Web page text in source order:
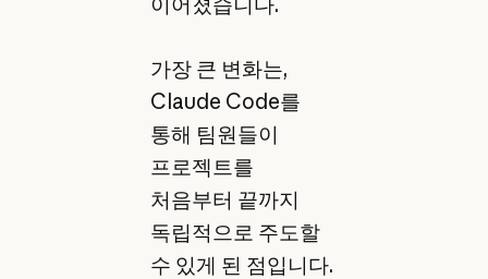
가장 큰 변화는,
Claude Code를
통해 팀원들이
프로젝트를
처음부터 끝까지
독립적으로 주도할
수 있게 된 점입니다.